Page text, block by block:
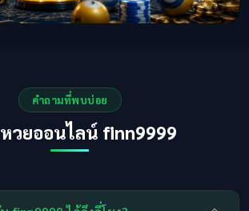
คำถามที่พบบ่อย
หวยออนไลน์ finn9999